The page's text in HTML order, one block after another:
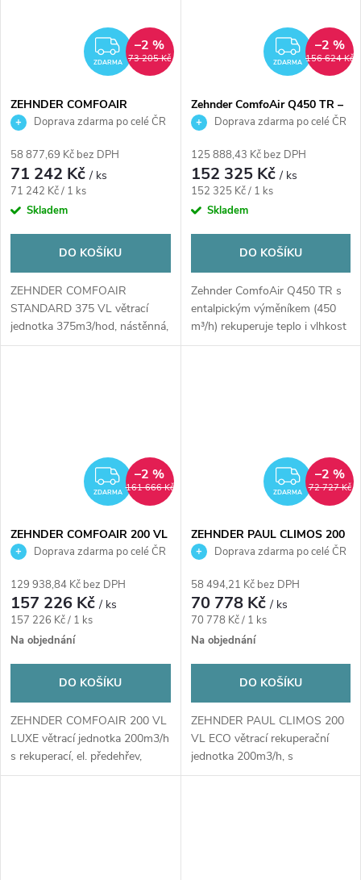
ZDARMA
ZDARMA 73 205 Kč
–2 %
ZEHNDER COMFOAIR
STANDARD 375 VL větrací
nástěnná, levé provedení,
předehřívací registr
Doprava zdarma po celé ČR
58 877,69 Kč bez DPH
71 242 Kč/ ks
Měrná
cena:
71 242 Kč / 1 ks
Skladem
DO KOŠÍKU
ZEHNDER COMFOAIR
STANDARD 375 VL větrací
jednotka 375m3/hod, nástěnná,
levé provedení,...
ZDARMA 156 624 Kč
–2 %
Zehnder ComfoAir Q450 TR –
centrální rekuperační jednotka
výměník
Doprava zdarma po celé ČR
125 888,43 Kč bez DPH
152 325 Kč/ ks
Měrná
cena:
152 325 Kč / 1 ks
Skladem
DO KOŠÍKU
Zehnder ComfoAir Q450 TR s
entalpickým výměníkem (450
m³/h) rekuperuje teplo i vlhkost
pro...
ZDARMA
ZDARMA 161 666 Kč
–2 %
ZEHNDER COMFOAIR 200 VL
LUXE větrací jednotka
předehřev, entalpický výměník,
levá
Doprava zdarma po celé ČR
129 938,84 Kč bez DPH
157 226 Kč/ ks
Měrná
cena:
157 226 Kč / 1 ks
Na objednání
DO KOŠÍKU
ZEHNDER COMFOAIR 200 VL
LUXE větrací jednotka 200m3/h
s rekuperací, el. předehřev,
entalpický...
ZDARMA 72 727 Kč
–2 %
ZEHNDER PAUL CLIMOS 200
VL ECO větrací rekuperační
entalpickým výměníkem,
předehřev (typ B)
Doprava zdarma po celé ČR
58 494,21 Kč bez DPH
70 778 Kč/ ks
Měrná
cena:
70 778 Kč / 1 ks
Na objednání
DO KOŠÍKU
ZEHNDER PAUL CLIMOS 200
VL ECO větrací rekuperační
jednotka 200m3/h, s
entalpickým výměníkem,...